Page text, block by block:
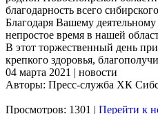
благодарность всего
Благодаря Вашему
непростое время в нашей
В этот торжественный день
крепкого здоровья,
04 марта 2021 | новости
Авторы: Пресс-служба ХК
Просмотров: 1301 | Перейти к